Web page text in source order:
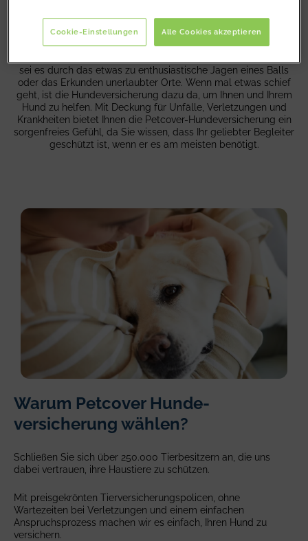
Wir verstehen, dass Hunde sind nicht nur Haustiere sind,
sondern fest zur Familie gehören. Unsere vierbeinigen Freunde
sei es durch das etwas zu enthusiastische Jagen eines Balls
oder das Erkunden unerlaubter Orte. Wenn mal etwas schief
geht, ist die Hunde­versicherung dazu da, um Ihnen und Ihrem
Hund zu helfen. Mit Deckung für Unfälle, Verletzungen und
Krankheiten bietet Ihnen die Petcover-Hunde­versicherung ein
sorgenfreies Gefühl, da Sie wissen, dass Ihr geliebter Begleiter
geschützt ist, wenn er es am meisten benötigt.
cuddling-
dog
Warum Petcover Hunde­
versicherung wählen?
Schließen Sie sich über 250.000 Tier­besitzern an, die uns
dabei vertrauen, ihre Haustiere zu schützen.
Mit preisgekrönten Tier­versicherungs­policen, ohne
Wartezeiten bei Verletzungen und einem einfachen
Anspruchs­prozess machen wir es einfach, Ihren Hund zu
versichern.
Alle Cookies akzeptieren
Cookie-Einstellungen